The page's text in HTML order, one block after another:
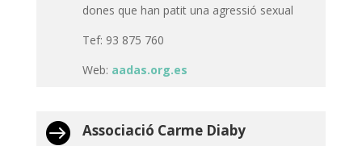
dones que han patit una agressió sexual
Tef: 93 875 760
Web: aadas.org.es
 Associació Carme Diaby